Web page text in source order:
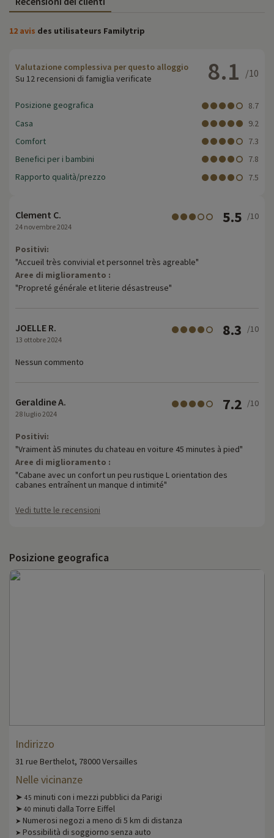
12 avis des utilisateurs Familytrip
Valutazione complessiva per questo alloggio
Su 12 recensioni di famiglia verificate
8.1 /10
Posizione geografica
8.7
Casa
9.2
Comfort
7.3
Benefici per i bambini
7.8
Rapporto qualità/prezzo
7.5
Clement C.
24 novembre 2024
5.5 /10
Positivi:
"Accueil très convivial et personnel très agreable"
Aree di miglioramento :
"Propreté générale et literie désastreuse"
JOELLE R.
13 ottobre 2024
8.3 /10
Nessun commento
Geraldine A.
28 luglio 2024
7.2 /10
Positivi:
"Vraiment à5 minutes du chateau en voiture 45 minutes à pied"
Aree di miglioramento :
"Cabane avec un confort un peu rustique L orientation des
cabanes entraînent un manque d intimité"
Vedi tutte le recensioni
Posizione geografica
Indirizzo
31 rue Berthelot, 78000 Versailles
Nelle vicinanze
➤ 45 minuti con i mezzi pubblici da Parigi
➤ 40 minuti dalla Torre Eiffel
➤ Numerosi negozi a meno di 5 km di distanza
➤ Possibilità di soggiorno senza auto